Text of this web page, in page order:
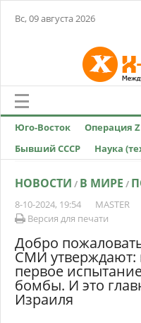
Вс, 09 августа 2026
Юго-Восток Операция
Бывший СССР
Наука
НОВОСТИ / В МИРЕ /
8-10-2024, 19:54 MASTER
Версия для печати
Добро
СМИ утверждают:
первое
бомбы. И это
Израиля